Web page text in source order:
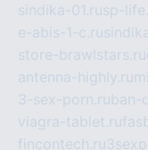
sindika-01.rusp-
e-abis-1-c.ru
store-brawlstars.ru
antenna-highly.ru
3-sex-porn.ruban-
viagra-tablet.ru
fincontech.ru